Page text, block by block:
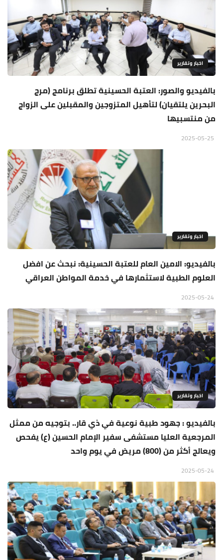
اخبار وتقارير
بالفيديو والصور: العتبة الحسينية تطلق برنامج (مرج
البحرين يلتقيان) لتأهيل المتزوجين والمقبلين على الزواج
من منتسبيها
اخبار وتقارير
بالفيديو: الامين العام للعتبة الحسينية: نبحث عن افضل
العلوم الطبية لاستثمارها في خدمة المواطن العراقي
اخبار وتقارير
بالفيديو : جهود طبية نوعية في ذي قار.. بتوجيه من ممثل
المرجعية العليا مستشفى سفير الإمام الحسين (ع) يفحص
ويعالج أكثر من (800) مريض في يوم واحد